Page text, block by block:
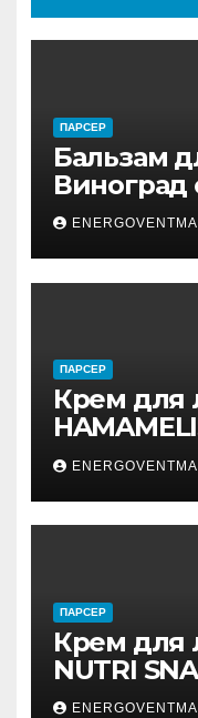
ПАРСЕР
Бальзам
Виноград
ENERGOVENTMA
ПАРСЕР
Крем для
50 мл
ENERGOVENTMA
ПАРСЕР
Крем для
NUTRI
муцина
ENERGOVENTMA